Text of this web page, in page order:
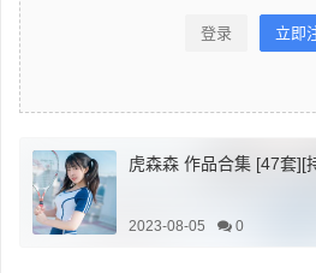
登录 立即
虎森森 作品合集 [47套][
2023-08-05 0